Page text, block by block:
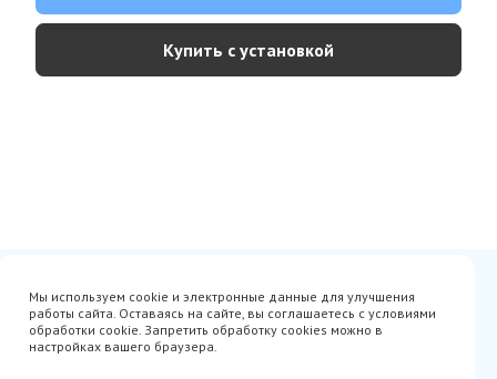
Купить с установкой
Avito
Акции
Гарантия
Оплата
Производители
Мы используем cookie и электронные данные для улучшения
работы сайта. Оставаясь на сайте, вы соглашаетесь с условиями
обработки cookie. Запретить обработку cookies можно в
настройках вашего браузера.